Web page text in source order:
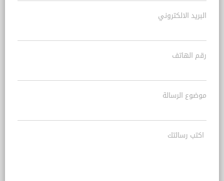
البريد الالكتروني
رقم الهاتف
موضوع الرسالة
اكتب رسالتك